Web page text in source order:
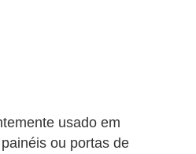
usado em
ou portas de